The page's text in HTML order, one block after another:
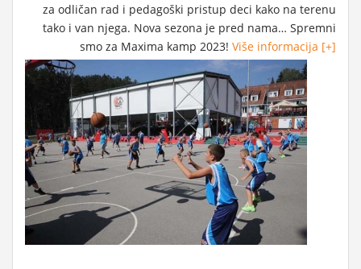
za odličan rad i pedagoški pristup deci kako na terenu
tako i van njega. Nova sezona je pred nama… Spremni
smo za Maxima kamp 2023! Više informacija [+]